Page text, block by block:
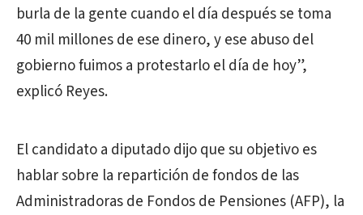
burla de la gente cuando el día después se toma
40 mil millones de ese dinero, y ese abuso del
gobierno fuimos a protestarlo el día de hoy”,
explicó Reyes.
El candidato a diputado dijo que su objetivo es
hablar sobre la repartición de fondos de las
Administradoras de Fondos de Pensiones (AFP), la